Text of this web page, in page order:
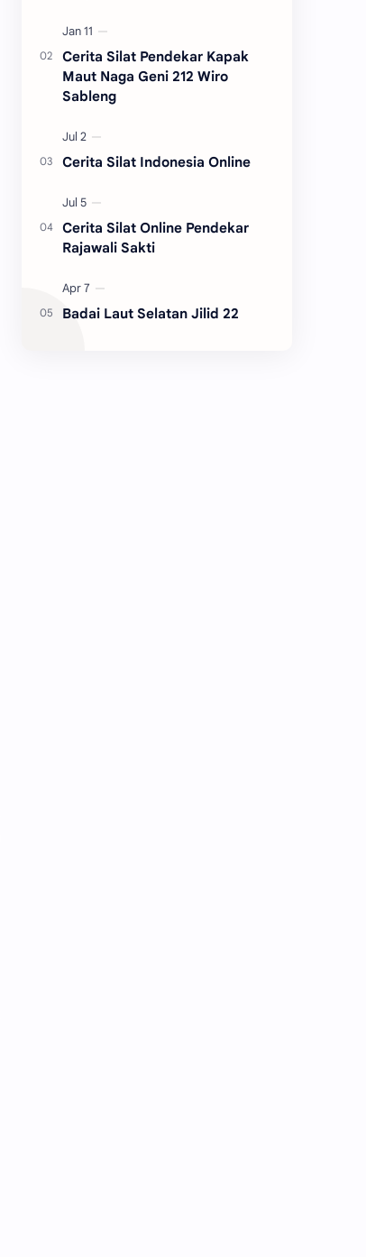
Cerita Silat Pendekar Kapak
Maut Naga Geni 212 Wiro
Sableng
Cerita Silat Indonesia Online
Cerita Silat Online Pendekar
Rajawali Sakti
Badai Laut Selatan Jilid 22